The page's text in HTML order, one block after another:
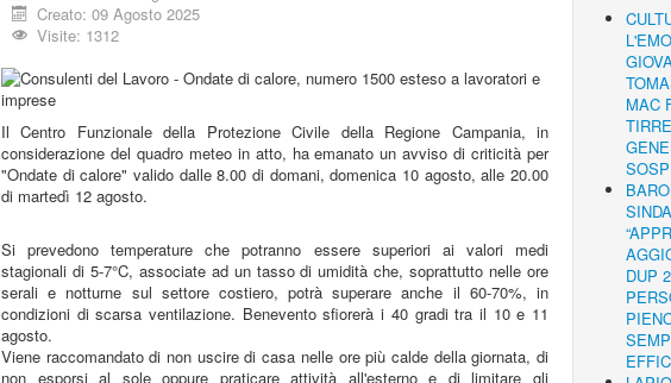
Creato: 09 Agosto 2025
Visite: 1312
Il Centro Funzionale della Protezione Civile della Regione Campania, in
considerazione del quadro meteo in atto, ha emanato un avviso di criticità per
"Ondate di calore" valido dalle 8.00 di domani, domenica 10 agosto, alle 20.00
di martedì 12 agosto.
Si prevedono temperature che potranno essere superiori ai valori medi
stagionali di 5-7°C, associate ad un tasso di umidità che, soprattutto nelle ore
serali e notturne sul settore costiero, potrà superare anche il 60-70%, in
condizioni di scarsa ventilazione. Benevento sfiorerà i 40 gradi tra il 10 e 11
agosto.
Viene raccomandato di non uscire di casa nelle ore più calde della giornata, di
non esporsi al sole oppure praticare attività all'esterno e di limitare gli
MAC
DUP